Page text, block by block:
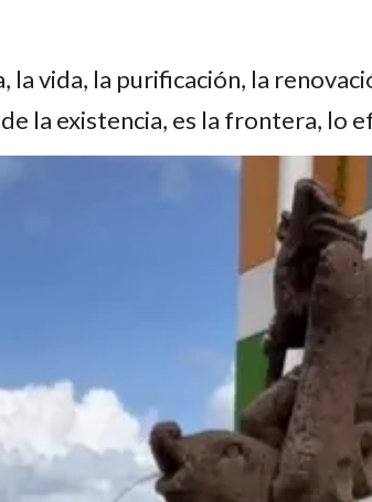
la vida, la purificación, la
la existencia, es la frontera, lo